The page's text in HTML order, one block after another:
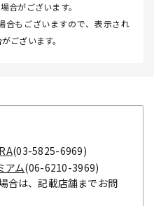
合がございます。
もございますので、表示され
ございます。
(03-5825-6969)
アム(06-6210-3969)
合は、記載店舗までお問